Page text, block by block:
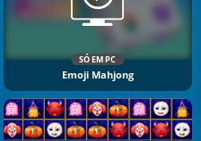
SÓ EM PC
Emoji Mahjong